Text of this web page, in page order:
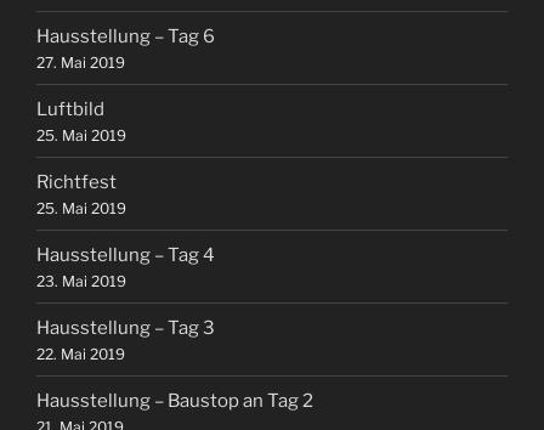
Hausstellung – Tag 6
27. Mai 2019
Luftbild
25. Mai 2019
Richtfest
25. Mai 2019
Hausstellung – Tag 4
23. Mai 2019
Hausstellung – Tag 3
22. Mai 2019
Hausstellung – Baustop an Tag 2